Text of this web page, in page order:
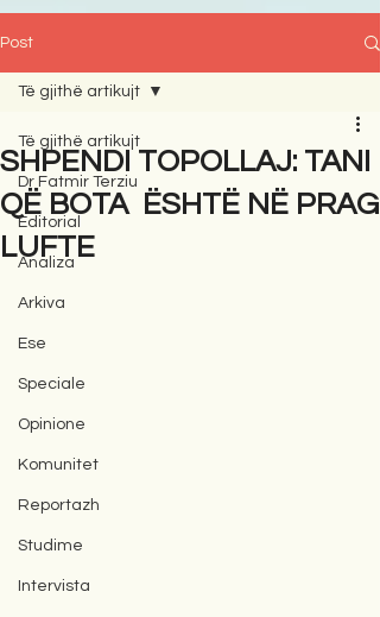
Post
Të gjithë artikujt
Dr Fatmir Terziu
Editorial
Analiza
Arkiva
Ese
Speciale
Opinione
Komunitet
Reportazh
Studime
Intervista
Të gjithë artikujt
SHPENDI TOPOLLAJ: TANI
QË BOTA ËSHTË NË PRAG
LUFTE